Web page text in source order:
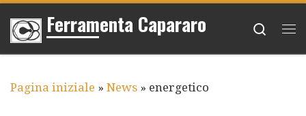
Passa al contenuto
Ferramenta Capararo
Pagina iniziale » News » energetico